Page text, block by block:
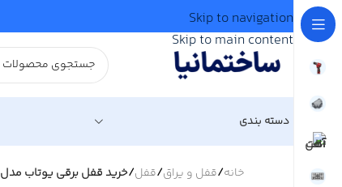
Skip to navigation
Skip to main content
دسته بندی
خانه/قفل و یراق/قفل/خرید قفل برقی یوتاب مدل 1093 | نصب عمودی و افقی | مغزی برنجی | ۱۲ ولت | کنترل با ریموت